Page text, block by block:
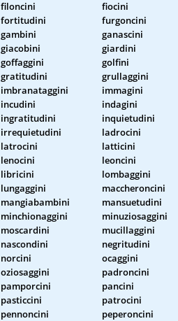
filoncini
fiocini
fortitudini
furgoncini
gambini
ganascini
giacobini
giardini
goffaggini
golfini
gratitudini
grullaggini
imbranataggini
immagini
incudini
indagini
ingratitudini
inquietudini
irrequietudini
ladrocini
latrocini
latticini
lenocini
leoncini
libricini
lombaggini
lungaggini
maccheroncini
mangiabambini
mansuetudini
minchionaggini
minuziosaggini
moscardini
mucillaggini
nascondini
negritudini
norcini
ocaggini
oziosaggini
padroncini
pamporcini
pancini
pasticcini
patrocini
pennoncini
peperoncini